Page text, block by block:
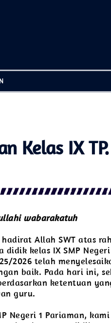
Kelas IX TP.
wabarakatuh
Allah SWT atas
kelas IX SMP Negeri
2026 telah
baik. Pada hari ini,
ketentuan
guru.
Negeri 1 Pariaman, kami